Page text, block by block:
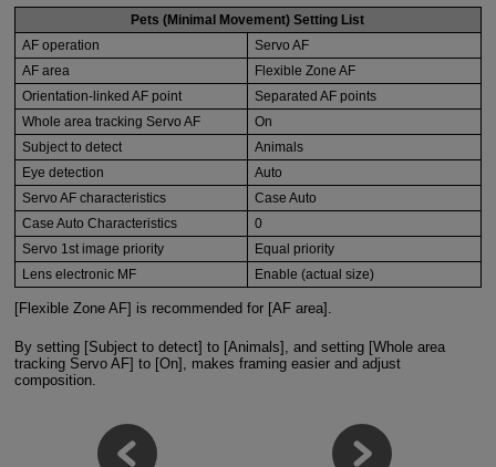
Pets (Minimal Movement) Setting List
AF operation
Servo AF
AF area
Flexible Zone AF
Orientation-linked AF point
Separated AF points
Whole area tracking Servo AF
On
Subject to detect
Animals
Eye detection
Auto
Servo AF characteristics
Case Auto
Case Auto Characteristics
0
Servo 1st image priority
Equal priority
Lens electronic MF
Enable (actual size)
[Flexible Zone AF] is recommended for [AF area].
By setting [Subject to detect] to [Animals], and setting [Whole area
tracking Servo AF] to [On], makes framing easier and adjust
composition.